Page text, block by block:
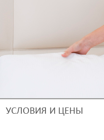
УСЛОВИЯ И ЦЕНЫ